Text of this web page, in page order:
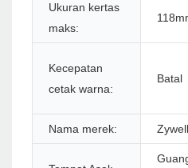
Ukuran kertas
maks:
Kecepatan
cetak warna:
Batal
Nama merek: Zywell